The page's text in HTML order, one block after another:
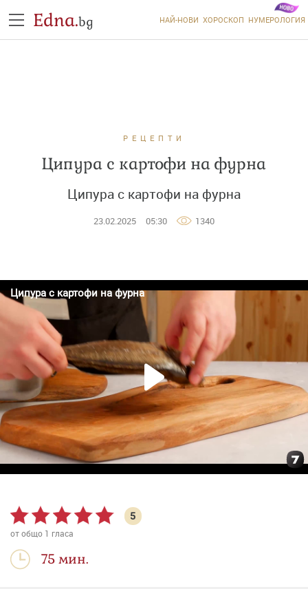
Edna.bg НАЙ-НОВИ ХОРОСКОП НУМЕРОЛОГИЯ
РЕЦЕПТИ
Ципура с картофи на фурна
Ципура с картофи на фурна
23.02.2025 05:30 1340
5
от общо 1 гласа
75 мин.